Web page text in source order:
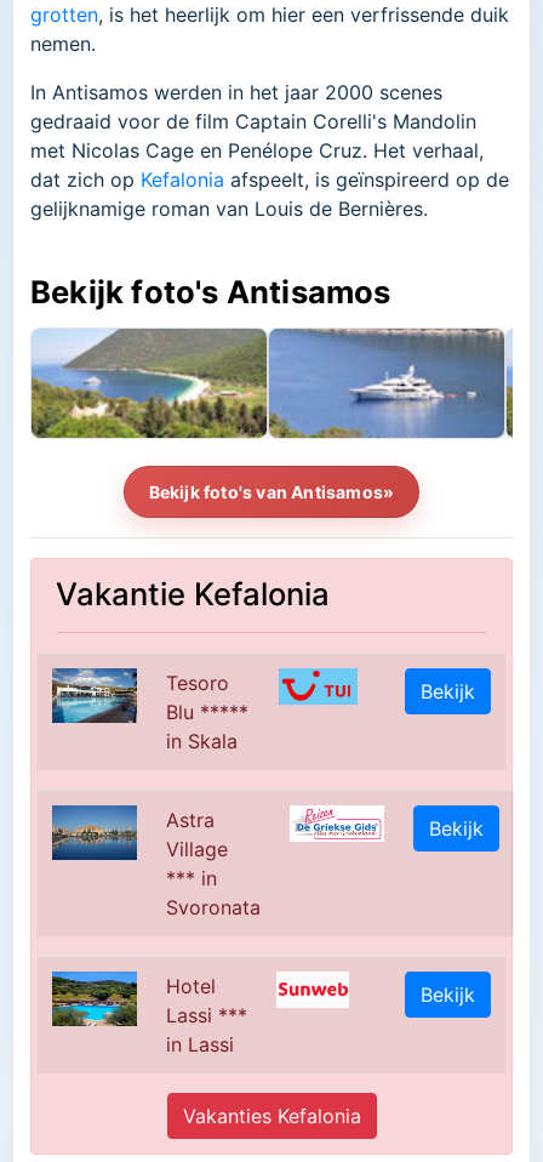
grotten, is het heerlijk om hier een verfrissende duik
nemen.
In Antisamos werden in het jaar 2000 scenes
gedraaid voor de film Captain Corelli's Mandolin
met Nicolas Cage en Penélope Cruz. Het verhaal,
dat zich op Kefalonia afspeelt, is geïnspireerd op de
gelijknamige roman van Louis de Bernières.
Bekijk foto's Antisamos
Bekijk foto's van Antisamos»
Vakantie Kefalonia
Tesoro
Blu *****
in Skala
Bekijk
Astra
Village
*** in
Svoronata
Bekijk
Hotel
Lassi ***
in Lassi
Bekijk
Vakanties Kefalonia